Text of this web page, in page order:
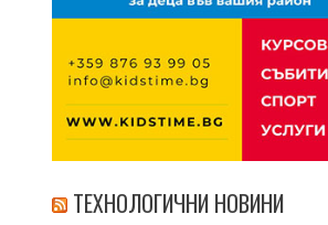
ТЕХНОЛОГИЧНИ НОВИНИ